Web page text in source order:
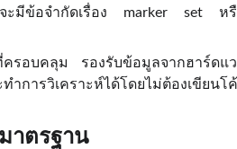
ะมีข้อจำกัดเรื่อง marker set หรื
ครอบคลุม รองรับข้อมูลจากฮาร์ด
การวิเคราะห์ได้โดยไม่ต้องเขียนโค้
าตรฐาน